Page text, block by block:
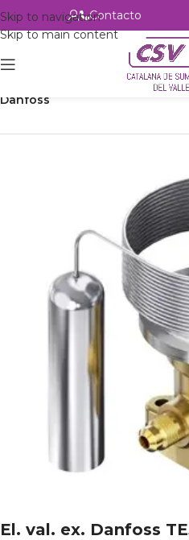
Skip to navigation
Skip to main content
Contacto
Refrigeración
Danfoss
El. val. ex. Danfoss